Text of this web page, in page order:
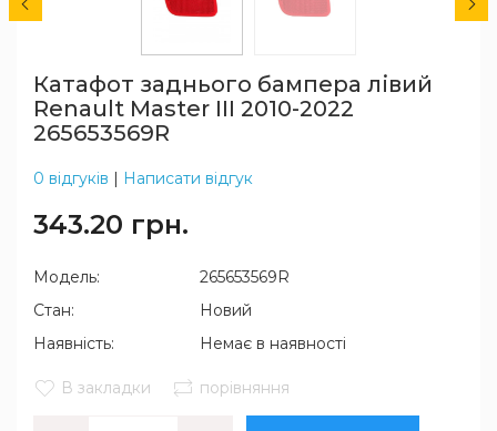
Катафот заднього бампера лівий
Renault Master III 2010-2022
265653569R
0 відгуків | Написати відгук
343.20 грн.
Модель:
265653569R
Стан:
Новий
Наявність:
Немає в наявності
В закладки порівняння